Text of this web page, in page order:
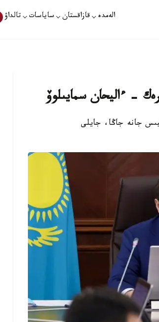
الەمدە قازاقستان ساياسات تالداۋ
- ءاليحان سمايىلوۆ
جانە جاڭا، جايلى